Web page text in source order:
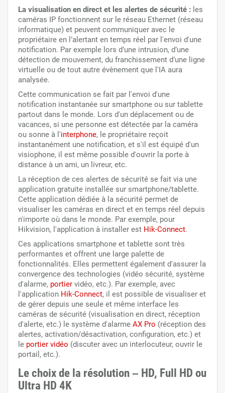
La visualisation en direct et les alertes de sécurité : les
caméras IP fonctionnent sur le réseau Ethernet (réseau
informatique) et peuvent communiquer avec le
propriétaire en l’alertant en temps réel par l'envoi d'une
notification. Par exemple lors d’une intrusion, d’une
détection de mouvement, du franchissement d’une ligne
virtuelle ou de tout autre évènement que l'IA aura
analysée.
Cette communication se fait par l'envoi d'une
notification instantanée sur smartphone ou sur tablette
partout dans le monde. Lors d'un déplacement ou de
vacances, si une personne est détectée par la caméra
ou sonne à l'interphone, le propriétaire reçoit
instantanément une notification, et s'il est équipé d'un
visiophone, il est même possible d'ouvrir la porte à
distance à un ami, un livreur, etc.
La réception de ces alertes de sécurité se fait via une
application gratuite installée sur smartphone/tablette.
Cette application dédiée à la sécurité permet de
visualiser les caméras en direct et en temps réel depuis
n'importe où dans le monde. Par exemple, pour
Hikvision, l'application à installer est Hik-Connect.
Ces applications smartphone et tablette sont très
performantes et offrent une large palette de
fonctionnalités. Elles permettent également d'assurer la
convergence des technologies (vidéo sécurité, système
d'alarme, portier vidéo, etc.). Par exemple, avec
l'application Hik-Connect, il est possible de visualiser et
de gérer depuis une seule et même interface les
caméras de sécurité (visualisation en direct, réception
d'alerte, etc.) le système d'alarme AX Pro (réception des
alertes, activation/désactivation, configuration, etc.) et
le portier vidéo (discuter avec un interlocuteur, ouvrir le
portail, etc.).
Le choix de la résolution – HD, Full HD ou
Ultra HD 4K